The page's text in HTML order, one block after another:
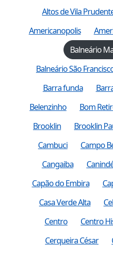
Altos de Vila
Americanopolis
Balneário
Balneário São
Barra funda
Belenzinho
Bom
Brooklin
Brooklin
Cambuci
Campo
Cangaiba
Capão do Embira
Casa Verde Alta
Centro
Centro
Cerqueira César